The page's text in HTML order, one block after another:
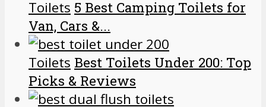
Toilets 5 Best Camping Toilets for
Van, Cars &...
Toilets Best Toilets Under 200: Top
Picks & Reviews